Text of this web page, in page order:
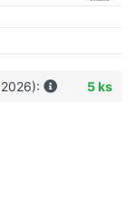
5 ks